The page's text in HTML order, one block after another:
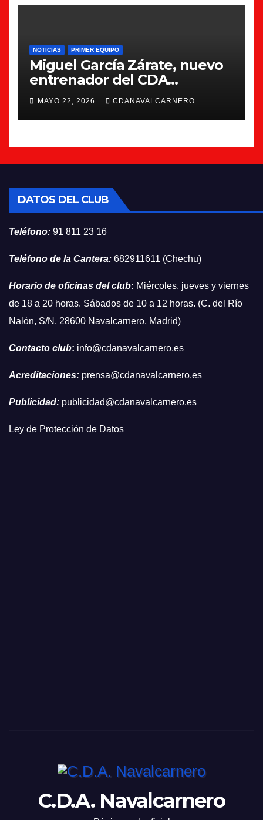
NOTICIAS PRIMER EQUIPO
Miguel García Zárate, nuevo
entrenador del CDA
Navalcarnero
MAYO 22, 2026 CDANAVALCARNERO
DATOS DEL CLUB
Teléfono: 91 811 23 16
Teléfono de la Cantera: 682911611 (Chechu)
Horario de oficinas del club: Miércoles, jueves y viernes
de 18 a 20 horas. Sábados de 10 a 12 horas. (C. del Río
Nalón, S/N, 28600 Navalcarnero, Madrid)
Contacto club: info@cdanavalcarnero.es
Acreditaciones: prensa@cdanavalcarnero.es
Publicidad: publicidad@cdanavalcarnero.es
Ley de Protección de Datos
C.D.A. Navalcarnero